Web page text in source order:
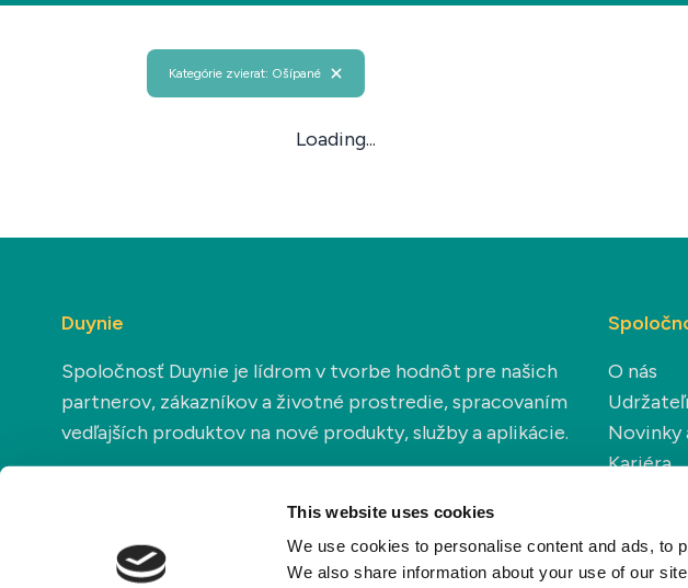
This website uses cookies
We use cookies to personalise content and ads, to
We also share information about your use of our
Kategórie zvierat: Ošípané
Loading...
Duynie
Spoločnosť Duynie je lídrom v tvorbe hodnôt pre našich
partnerov, zákazníkov a životné prostredie, spracovaním
vedľajších produktov na nové produkty, služby a aplikácie.
O nás
Novinky
Kariéra